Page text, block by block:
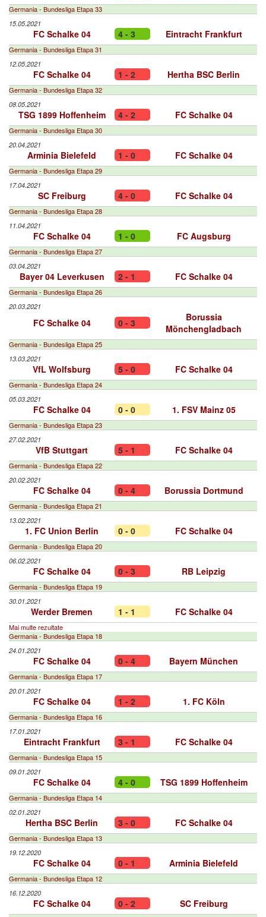
Germania - Bundesliga Etapa 33
15.05.2021
FC Schalke 04 4 - 3 Eintracht Frankfurt
Germania - Bundesliga Etapa 31
12.05.2021
FC Schalke 04 1 - 2 Hertha BSC Berlin
Germania - Bundesliga Etapa 32
08.05.2021
TSG 1899 Hoffenheim 4 - 2 FC Schalke 04
Germania - Bundesliga Etapa 30
20.04.2021
Arminia Bielefeld 1 - 0 FC Schalke 04
Germania - Bundesliga Etapa 29
17.04.2021
SC Freiburg 4 - 0 FC Schalke 04
Germania - Bundesliga Etapa 28
11.04.2021
FC Schalke 04 1 - 0 FC Augsburg
Germania - Bundesliga Etapa 27
03.04.2021
Bayer 04 Leverkusen 2 - 1 FC Schalke 04
Germania - Bundesliga Etapa 26
20.03.2021
FC Schalke 04 0 - 3
Borussia
Mönchengladbach
Germania - Bundesliga Etapa 25
13.03.2021
VfL Wolfsburg 5 - 0 FC Schalke 04
Germania - Bundesliga Etapa 24
05.03.2021
FC Schalke 04 0 - 0 1. FSV Mainz 05
Germania - Bundesliga Etapa 23
27.02.2021
VfB Stuttgart 5 - 1 FC Schalke 04
Germania - Bundesliga Etapa 22
20.02.2021
FC Schalke 04 0 - 4 Borussia Dortmund
Germania - Bundesliga Etapa 21
13.02.2021
1. FC Union Berlin 0 - 0 FC Schalke 04
Germania - Bundesliga Etapa 20
06.02.2021
FC Schalke 04 0 - 3 RB Leipzig
Germania - Bundesliga Etapa 19
30.01.2021
Werder Bremen 1 - 1 FC Schalke 04
Mai multe rezultate
Germania - Bundesliga Etapa 18
24.01.2021
FC Schalke 04 0 - 4 Bayern München
Germania - Bundesliga Etapa 17
20.01.2021
FC Schalke 04 1 - 2 1. FC Köln
Germania - Bundesliga Etapa 16
17.01.2021
Eintracht Frankfurt 3 - 1 FC Schalke 04
Germania - Bundesliga Etapa 15
09.01.2021
FC Schalke 04 4 - 0 TSG 1899 Hoffenheim
Germania - Bundesliga Etapa 14
02.01.2021
Hertha BSC Berlin 3 - 0 FC Schalke 04
Germania - Bundesliga Etapa 13
19.12.2020
FC Schalke 04 0 - 1 Arminia Bielefeld
Germania - Bundesliga Etapa 12
16.12.2020
FC Schalke 04 0 - 2 SC Freiburg